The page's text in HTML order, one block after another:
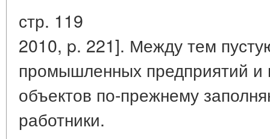
стр. 119
2010, p. 221]. Между тем
промышленных предприятий и
объектов по-прежнему
работники.